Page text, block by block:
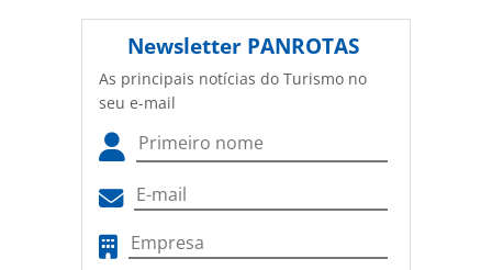
Newsletter PANROTAS
As principais notícias do Turismo no
seu e-mail